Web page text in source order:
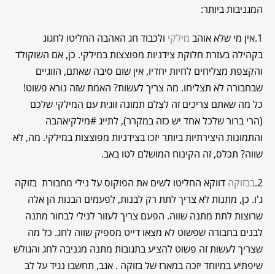
המגניבות ביותר:
1.אין מי שלא אוהב מילקי ולכבוד חג האהבה החליטו לחגוג
בקהילה בעזרת חלוקת צידניות מפוצצות במילקי. כן, אם השוקולד
והקצפת מצליחים לחיות יחדיו, אין שום סיבה שאתם, הזוגיים
שבחבורה לא תצליחו. מה צריך לעשות? האמת שזה נורא פשוט!
כל מה שאתם צריכים זה לצלם תמונה זוגית עם המילקי שלכם
(הרי ברור שלכל אחד יש כזה במקרר), לתייג #מילקיאהבה
והתמונות היצירתיות ביותר יזכו בצידניות מפוצצות במילקי. מה, לא
שווה? תכלס, זה הקינוח המושלם לטו באב.
2.בבזוקה דווקא החליטו לשים את הפוקוס על נילי מחבורת בזוקה
ג'ו. כן, מתנות לא צריך לתת רק לבנות, לפעמים הבנות הן אלה
שרוצות לתת מתנה שווה. הפעם צריך לעזור לנילי לבחור מתנה
לבנים בחבורה שפשוט לא מצאו דייט מספיק שווה לחג. כל מה
שצריך לעשות זה פשוט להציע בתגובות מתנה מגניבה לחג והגולש
שיפתיע במיוחד יזכה במארז של בזוקה . אגב, תחשבו נגיד על לב